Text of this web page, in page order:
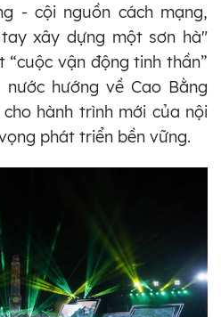
- cội nguồn cách mạng,
xây dựng một sơn hà"
vận động tinh thần”
hướng về Cao Bằng
hành trình mới của nội
phát triển bền vững.